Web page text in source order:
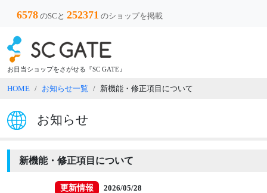
6578 のSCと 252371 のショップを掲載
お目当ショップをさがせる『SC GATE』
HOME お知らせ一覧 新機能・修正項目について
お知らせ
新機能・修正項目について
更新情報 2026/05/28